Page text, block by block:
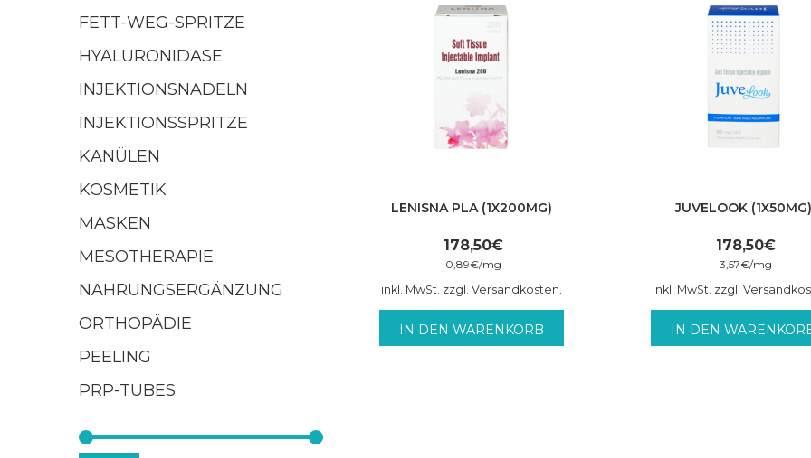
FETT-WEG-SPRITZE
HYALURONIDASE
INJEKTIONSNADELN
INJEKTIONSSPRITZE
KANÜLEN
KOSMETIK
MASKEN
MESOTHERAPIE
NAHRUNGSERGÄNZUNG
ORTHOPÄDIE
PEELING
PRP-TUBES
LENISNA PLA (1X200MG)
178,50€
0,89€/mg
inkl. MwSt. zzgl. Versandkosten.
IN DEN WARENKORB
JUVELOOK (1X50MG)
178,50€
3,57€/mg
inkl. MwSt. zzgl.
IN DEN